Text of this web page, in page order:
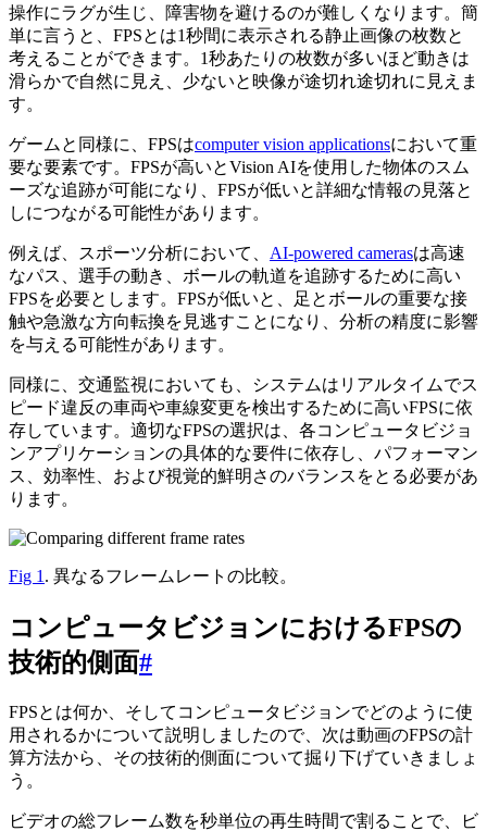
操作にラグが生じ、障害物を避けるのが難しくなります。簡
単に言うと、FPSとは1秒間に表示される静止画像の枚数と
考えることができます。1秒あたりの枚数が多いほど動きは
滑らかで自然に見え、少ないと映像が途切れ途切れに見えま
す。
ゲームと同様に、FPSはcomputer vision applicationsにおいて重
要な要素です。FPSが高いとVision AIを使用した物体のスム
ーズな追跡が可能になり、FPSが低いと詳細な情報の見落と
しにつながる可能性があります。
例えば、スポーツ分析において、 AI-powered camerasは高速
なパス、選手の動き、ボールの軌道を追跡するために高い
FPSを必要とします。FPSが低いと、足とボールの重要な接
触や急激な方向転換を見逃すことになり、分析の精度に影響
を与える可能性があります。
同様に、交通監視においても、システムはリアルタイムでス
ピード違反の車両や車線変更を検出するために高いFPSに依
存しています。適切なFPSの選択は、各コンピュータビジョ
ンアプリケーションの具体的な要件に依存し、パフォーマン
ス、効率性、および視覚的鮮明さのバランスをとる必要があ
ります。
Fig 1 . 異なるフレームレートの比較。
コンピュータビジョンにおけるFPSの
技術的側面#
FPSとは何か、そしてコンピュータビジョンでどのように使
用されるかについて説明しましたので、次は動画のFPSの計
算方法から、その技術的側面について掘り下げていきましょ
う。
ビデオの総フレーム数を秒単位の再生時間で割ることで、ビ